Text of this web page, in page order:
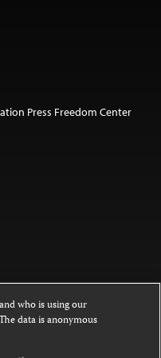
Press Freedom Center
is licensed under a
4.0
who is using our
data is anonymous